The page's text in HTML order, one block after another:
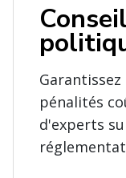
pénalités
d'experts